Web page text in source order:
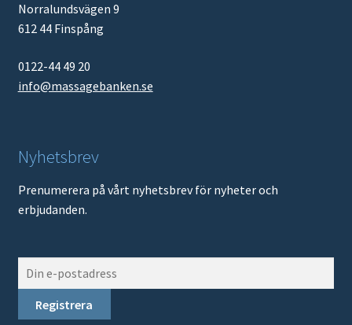
Norralundsvägen 9
612 44 Finspång
0122-44 49 20
info@massagebanken.se
Nyhetsbrev
Prenumerera på vårt nyhetsbrev för nyheter och
erbjudanden.